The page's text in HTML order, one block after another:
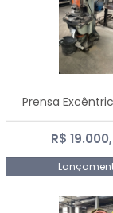
Prensa
R$